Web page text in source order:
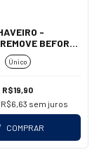
-
BEFORE
(MOSQUETÃO)
Único
R$19,90
R$6,63 sem juros
COMPRAR